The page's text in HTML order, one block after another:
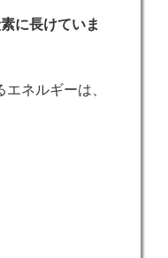
に長けていま
ネルギーは、